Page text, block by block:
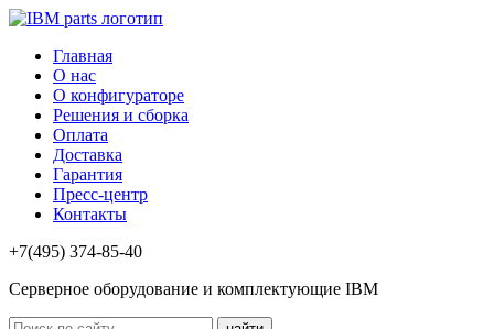
Главная
О нас
О конфигураторе
Решения и сборка
Оплата
Доставка
Гарантия
Пресс-центр
Контакты
+7(495) 374-85-40
Серверное оборудование и комплектующие IBM